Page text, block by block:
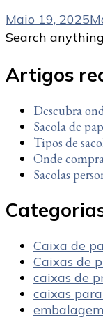
Maio 19, 2025
Looking
Something?
Search
Artigos
Descubra
Sacola de
Tipos de
Onde
Sacolas
Caixa de
Caixas de
caixas de
caixas